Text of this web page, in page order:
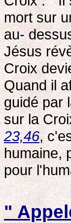
mort sur
au-
Jésus
Croix
Quand il
guidé par
sur la
23,46,
humaine,
pour
"